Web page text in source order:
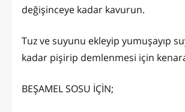
değişinceye kadar kavurun.
Tuz ve suyunu ekleyip yumuşayıp
kadar pişirip demlenmesi için
BEŞAMEL SOSU İÇİN;